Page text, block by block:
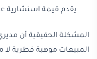
يقدم قيمة استشارية
المشكلة الحقيقية أن
المبيعات موهبة فطرية لا